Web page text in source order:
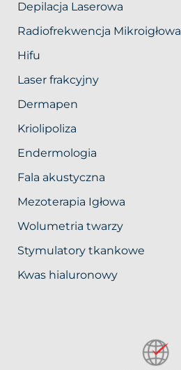
Depilacja Laserowa
Radiofrekwencja Mikroigłowa
Hifu
Laser frakcyjny
Dermapen
Kriolipoliza
Endermologia
Fala akustyczna
Mezoterapia Igłowa
Wolumetria twarzy
Stymulatory tkankowe
Kwas hialuronowy